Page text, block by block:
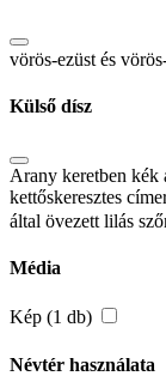
vörös-ezüst és
Külső dísz
Arany keretben kék
kettőskeresztes
által övezett lilás
Média
Kép (1 db)
Névtér használata